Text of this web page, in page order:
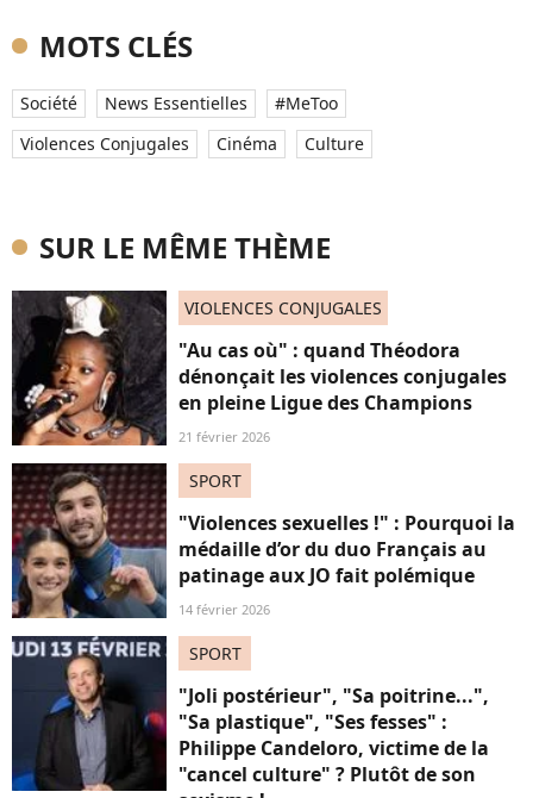
MOTS CLÉS
Société News Essentielles
#MeToo
Violences Conjugales
Cinéma Culture
SUR LE MÊME THÈME
VIOLENCES CONJUGALES
"Au cas où" : quand Théodora
dénonçait les violences conjugales
en pleine Ligue des Champions
21 février 2026
SPORT
"Violences sexuelles !" : Pourquoi la
médaille d’or du duo Français au
patinage aux JO fait polémique
14 février 2026
SPORT
"Joli postérieur", "Sa poitrine...",
"Sa plastique", "Ses fesses" :
Philippe Candeloro, victime de la
"cancel culture" ? Plutôt de son